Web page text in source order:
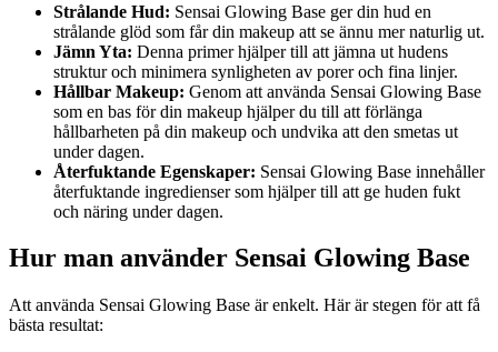
Strålande Hud: Sensai Glowing Base ger din hud en
strålande glöd som får din makeup att se ännu mer naturlig ut.
Jämn Yta: Denna primer hjälper till att jämna ut hudens
struktur och minimera synligheten av porer och fina linjer.
Hållbar Makeup: Genom att använda Sensai Glowing Base
som en bas för din makeup hjälper du till att förlänga
hållbarheten på din makeup och undvika att den smetas ut
under dagen.
Återfuktande Egenskaper: Sensai Glowing Base innehåller
återfuktande ingredienser som hjälper till att ge huden fukt
och näring under dagen.
Hur man använder Sensai Glowing Base
Att använda Sensai Glowing Base är enkelt. Här är stegen för att få
bästa resultat: